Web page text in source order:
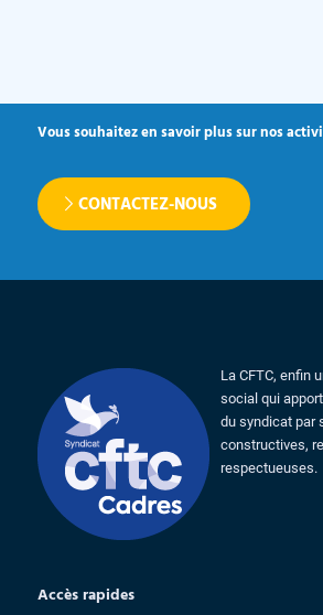
Vous souhaitez en savoir plus sur nos
CONTACTEZ-NOUS
La CFTC, enfin
social qui
du syndicat par
constructives,
respectueuses.
Accès rapides